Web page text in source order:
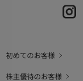
初めてのお客様
株主優待のお客様